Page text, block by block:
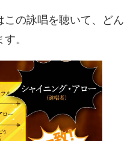
の詠唱を聴いて、どん
。